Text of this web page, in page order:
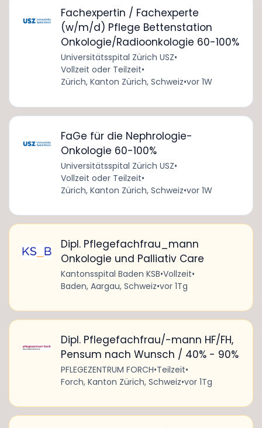
Fachexpertin / Fachexperte
(w/m/d) Pflege Bettenstation
Onkologie/Radioonkologie 60-100%
Universitätsspital Zürich USZ•
Vollzeit oder Teilzeit•
Zürich, Kanton Zürich, Schweiz•vor 1W
FaGe für die Nephrologie-
Onkologie 60-100%
Universitätsspital Zürich USZ•
Vollzeit oder Teilzeit•
Zürich, Kanton Zürich, Schweiz•vor 1W
Dipl. Pflegefachfrau_mann
Onkologie und Palliativ Care
Kantonsspital Baden KSB•Vollzeit•
Baden, Aargau, Schweiz•vor 1Tg
Dipl. Pflegefachfrau/-mann HF/FH,
Pensum nach Wunsch / 40% - 90%
PFLEGEZENTRUM FORCH•Teilzeit•
Forch, Kanton Zürich, Schweiz•vor 1Tg